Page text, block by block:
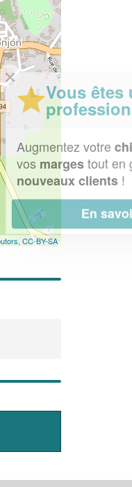
CC-BY-SA
un
?
chiffre d'affaireset
gagnant de
!
plus